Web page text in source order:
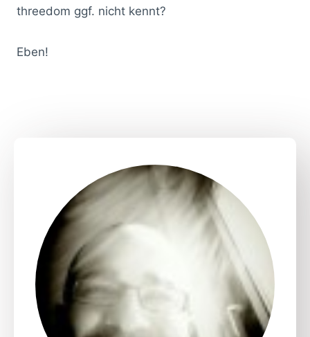
threedom ggf. nicht kennt?
Eben!